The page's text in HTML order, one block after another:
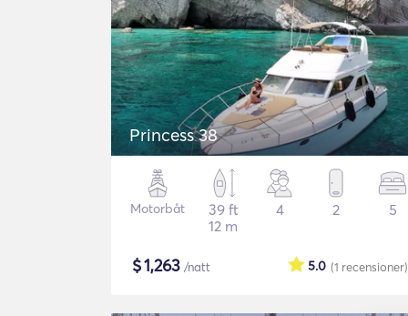
Princess 38
Motorbåt
39 ft
12 m
4 2 5
$1,263 /natt (1 recensioner)
5.0